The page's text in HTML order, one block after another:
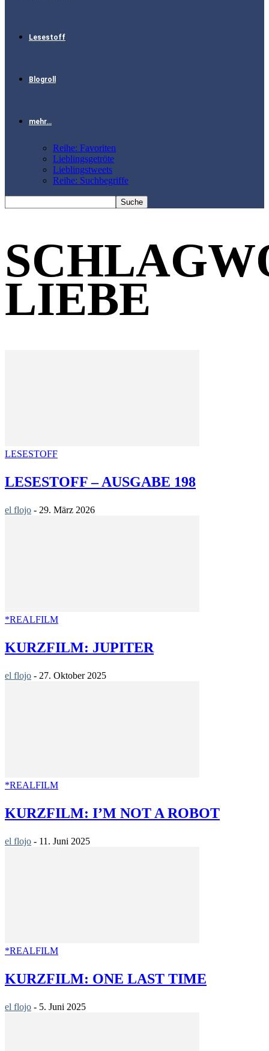
Lesestoff
Blogroll
mehr…
Reihe: Favoriten
Lieblingsgetröte
Lieblingstweets
Reihe: Suchbegriffe
LIEBE
LESESTOFF
LESESTOFF – AUSGABE 198
el flojo - 29. März 2026
*REALFILM
KURZFILM: JUPITER
el flojo - 27. Oktober 2025
*REALFILM
KURZFILM: I’M NOT A ROBOT
el flojo - 11. Juni 2025
*REALFILM
KURZFILM: ONE LAST TIME
el flojo - 5. Juni 2025